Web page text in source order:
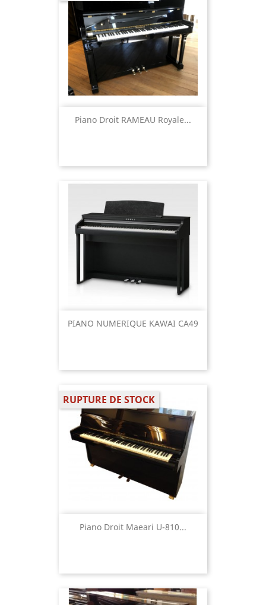
Piano Droit RAMEAU Royale...
PIANO NUMERIQUE KAWAI CA49
Piano Droit Maeari U-810...
RUPTURE DE STOCK